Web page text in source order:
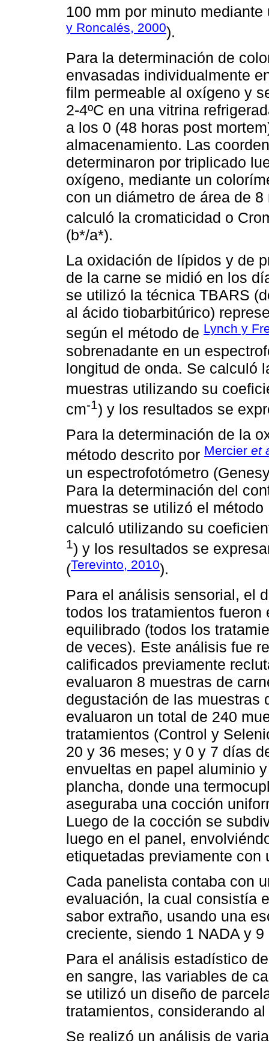
100 mm por minuto
y Roncalés, 2000).
Para la determinación de
envasadas individualmente
film permeable al oxígeno y
2-4ºC en una vitrina
a los 0 (48 horas post
almacenamiento. Las
determinaron por triplicado
oxígeno, mediante un
con un diámetro de área de
calculó la cromaticidad o
(b*/a*).
La oxidación de lípidos y de
de la carne se midió en los
se utilizó la técnica TBARS
al ácido tiobarbitúrico)
según el método de Lynch y
sobrenadante en un
longitud de onda. Se calculó
muestras utilizando su
cm-1) y los resultados se
Para la determinación de la
método descrito por Mercier et
un espectrofotómetro
Para la determinación del
muestras se utilizó el
calculó utilizando su
1) y los resultados se
(Terevinto, 2010).
Para el análisis sensorial, el
todos los tratamientos
equilibrado (todos los
de veces). Este análisis fue
calificados previamente
evaluaron 8 muestras de
degustación de las muestras
evaluaron un total de 240
tratamientos (Control y
20 y 36 meses; y 0 y 7 días
envueltas en papel aluminio
plancha, donde una
aseguraba una cocción
Luego de la cocción se
luego en el panel,
etiquetadas previamente con
Cada panelista contaba con
evaluación, la cual consistía
sabor extraño, usando una
creciente, siendo 1 NADA y
Para el análisis estadístico
en sangre, las variables de
se utilizó un diseño de
tratamientos, considerando
Se realizó un análisis de